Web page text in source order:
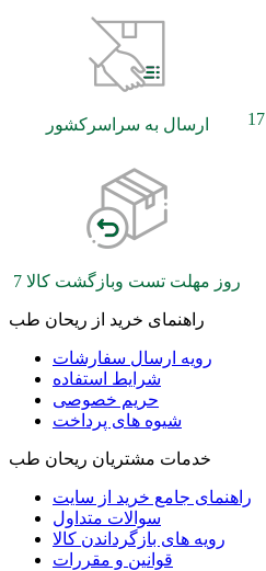
ارسال به سراسرکشور
پشتیبانی صبح 9 الی 13 - عصر 17
7 روز مهلت تست وبازگشت کالا
راهنمای خرید از ریحان طب
رویه ارسال سفارشات
شرایط استفاده
حریم خصوصی
شیوه های پرداخت
خدمات مشتریان ریحان طب
راهنمای جامع خرید از سایت
سوالات متداول
رویه های بازگرداندن کالا
قوانین و مقررات